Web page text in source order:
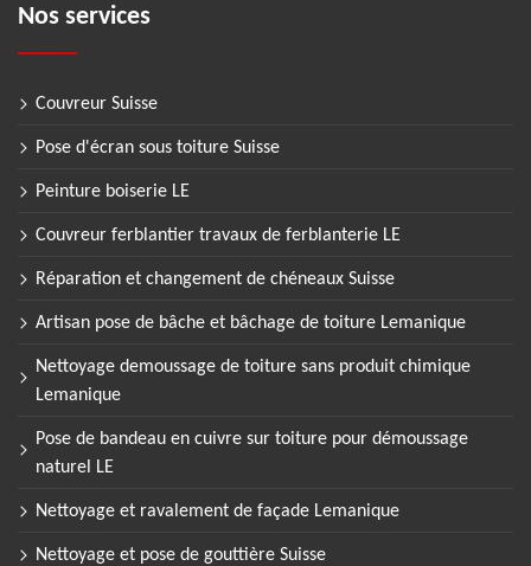
Nos services
Couvreur Suisse
Pose d'écran sous toiture Suisse
Peinture boiserie LE
Couvreur ferblantier travaux de ferblanterie LE
Réparation et changement de chéneaux Suisse
Artisan pose de bâche et bâchage de toiture Lemanique
Nettoyage demoussage de toiture sans produit chimique
Lemanique
Pose de bandeau en cuivre sur toiture pour démoussage
naturel LE
Nettoyage et ravalement de façade Lemanique
Nettoyage et pose de gouttière Suisse